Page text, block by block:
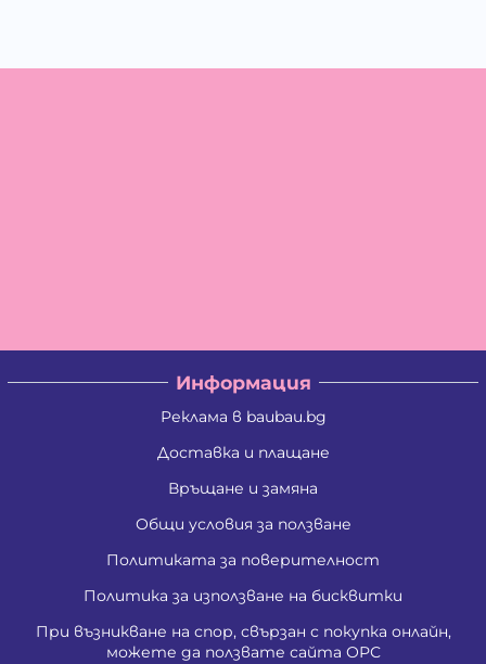
Информация
Реклама в baubau.bg
Доставка и плащане
Връщане и замяна
Общи условия за ползване
Политиката за поверителност
Политика за използване на бисквитки
При възникване на спор, свързан с покупка онлайн,
можете да ползвате сайта ОРС